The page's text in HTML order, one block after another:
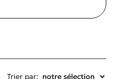
Trier par: